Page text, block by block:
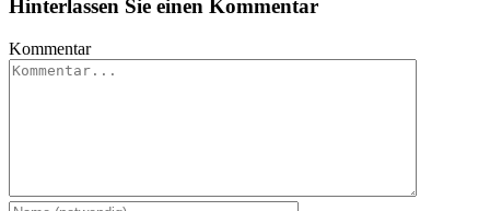
Hinterlassen Sie einen Kommentar
Kommentar